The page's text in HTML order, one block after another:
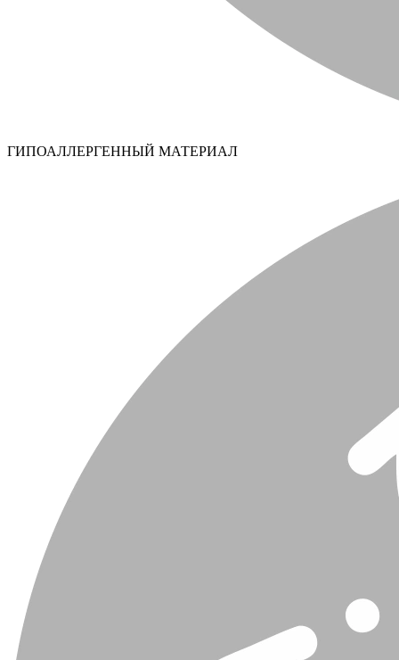
ГИПОАЛЛЕРГЕННЫЙ МАТЕРИАЛ